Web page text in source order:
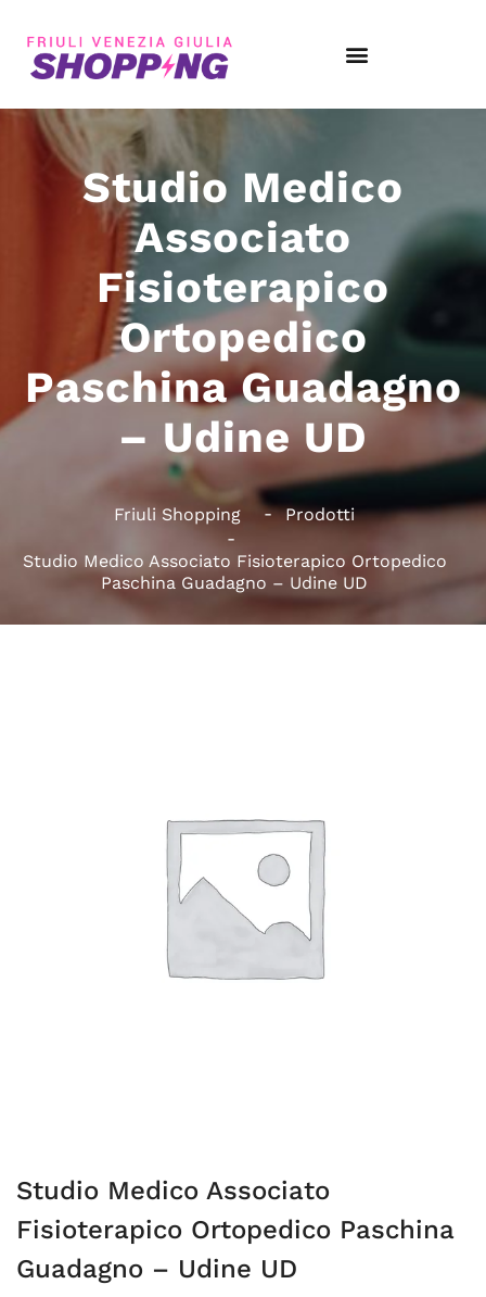
Studio Medico
Associato
Fisioterapico
Ortopedico
Paschina Guadagno
– Udine UD
Friuli Shopping Prodotti
Studio Medico Associato Fisioterapico Ortopedico
Paschina Guadagno – Udine UD
Studio Medico Associato
Fisioterapico Ortopedico Paschina
Guadagno – Udine UD